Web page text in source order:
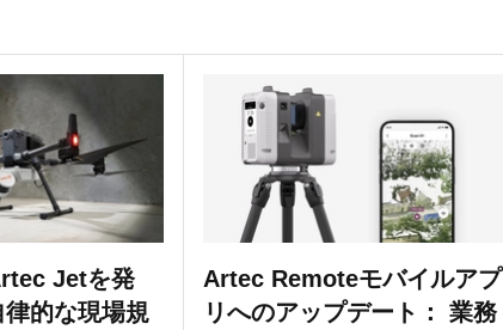
Jetを発
的な現場規
Artec Remoteモバイルアプ
リへのアップデート： 業務